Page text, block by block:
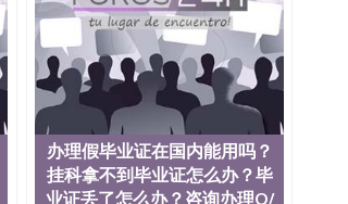
办理假毕业证在国内能用吗？
挂科拿不到毕业证怎么办？毕
业证丢了怎么办？咨询办理Q/